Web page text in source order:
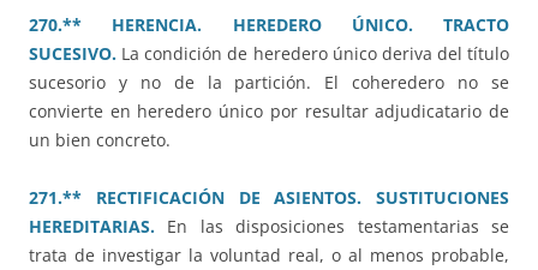
270.** HERENCIA. HEREDERO ÚNICO. TRACTO
SUCESIVO. La condición de heredero único deriva del título
sucesorio y no de la partición. El coheredero no se
convierte en heredero único por resultar adjudicatario de
un bien concreto.
271.** RECTIFICACIÓN DE ASIENTOS. SUSTITUCIONES
HEREDITARIAS. En las disposiciones testamentarias se
trata de investigar la voluntad real, o al menos probable,